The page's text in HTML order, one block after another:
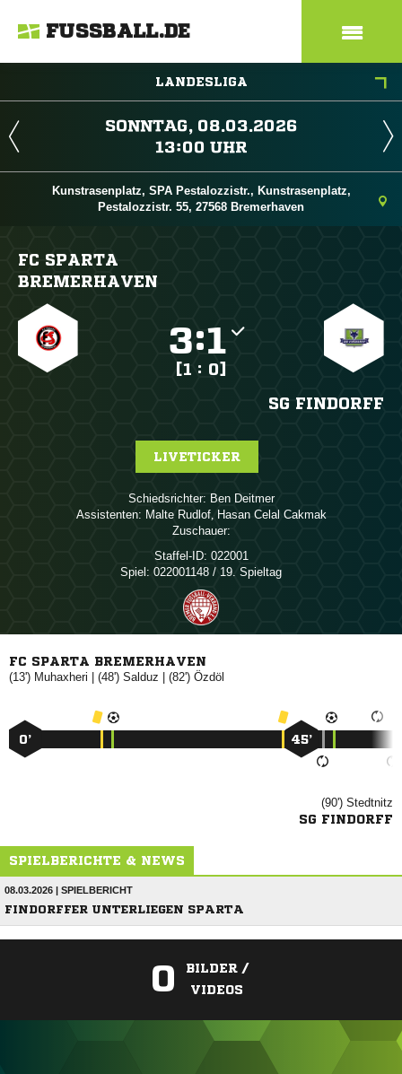
FUSSBALL.DE
LANDESLIGA
 
 
Kunstrasenplatz, SPA Pestalozzistr., Kunstrasenplatz,
Pestalozzistr. 55, 27568 Bremerhaven
FC SPARTA
BREMERHAVEN
:
[1 : 0]
SG FINDORFF
LIVETICKER
Schiedsrichter:  
Assistenten:  ,   
Zuschauer:
Staffel-ID: 022001
Spiel: 022001148 / 19. Spieltag
FC SPARTA BREMERHAVEN
(13')  | (48')  | (82') 
0’ 45’
(90') 
SG FINDORFF
SPIELBERICHTE & NEWS
08.03.2026 | SPIELBERICHT
FINDORFFER UNTERLIEGEN SPARTA
0
BILDER /
VIDEOS